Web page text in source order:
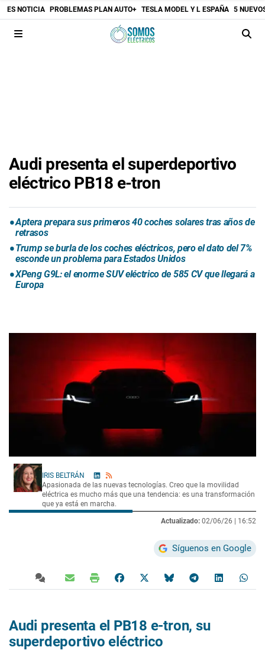
ES NOTICIA PROBLEMAS PLAN AUTO+ TESLA MODEL Y L ESPAÑA 5
Audi presenta el superdeportivo
eléctrico PB18 e-tron
Aptera prepara sus primeros 40 coches solares tras años de
retrasos
Trump se burla de los coches eléctricos, pero el dato del 7%
esconde un problema para Estados Unidos
XPeng G9L: el enorme SUV eléctrico de 585 CV que llegará a
Europa
IRIS BELTRÁN
Apasionada de las nuevas tecnologías. Creo que la movilidad
eléctrica es mucho más que una tendencia: es una transformación
que ya está en marcha.
Actualizado: 02/06/26 | 16:52
Síguenos en Google
Audi presenta el PB18 e-tron, su
superdeportivo eléctrico